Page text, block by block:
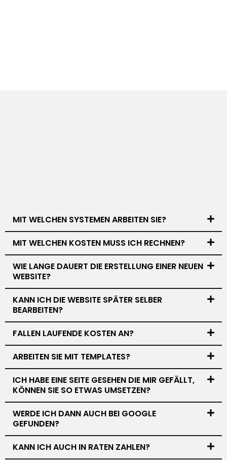
MIT WELCHEN SYSTEMEN ARBEITEN SIE?
MIT WELCHEN KOSTEN MUSS ICH RECHNEN?
WIE LANGE DAUERT DIE ERSTELLUNG EINER NEUEN
WEBSITE?
KANN ICH DIE WEBSITE SPÄTER SELBER
BEARBEITEN?
FALLEN LAUFENDE KOSTEN AN?
ARBEITEN SIE MIT TEMPLATES?
ICH HABE EINE SEITE GESEHEN DIE MIR GEFÄLLT,
KÖNNEN SIE SO ETWAS UMSETZEN?
WERDE ICH DANN AUCH BEI GOOGLE
GEFUNDEN?
KANN ICH AUCH IN RATEN ZAHLEN?